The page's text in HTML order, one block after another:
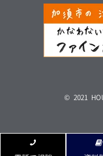
© 2021